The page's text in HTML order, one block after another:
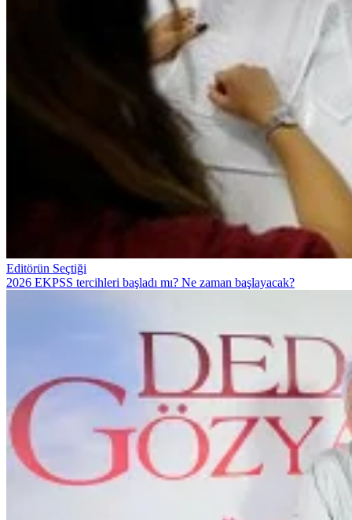
Editörün Seçtiği
2026 EKPSS tercihleri başladı mı? Ne zaman başlayacak?